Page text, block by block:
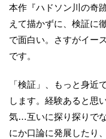
本作『ハドソン川の奇
えて描かずに、検証に
で面白い。さすがイー
です。
「検証」、もっと身近
します。経験あると思
気…互いに探り探りで
にか口論に発展したり